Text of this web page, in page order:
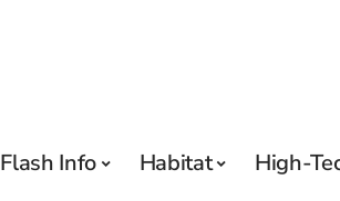
Flash Info Habitat High-